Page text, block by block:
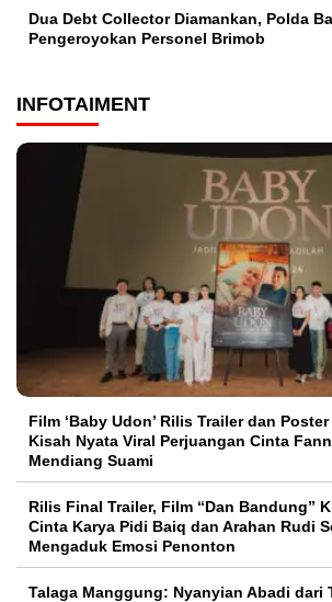
Dua Debt Collector Diamankan, Polda
Pengeroyokan Personel Brimob
INFOTAIMENT
Film ‘Baby Udon’ Rilis Trailer dan
Kisah Nyata Viral Perjuangan Cinta
Mendiang Suami
Rilis Final Trailer, Film “Dan Bandung”
Cinta Karya Pidi Baiq dan Arahan Rudi
Mengaduk Emosi Penonton
Talaga Manggung: Nyanyian Abadi dari